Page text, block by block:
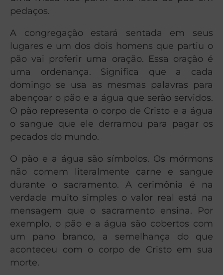
pedaços.
A congregação estará sentada em seus
lugares e um dos dois homens que partiu o
pão vai proferir uma oração. Essa oração é
uma ordenança. Significa que a cada
domingo se usa as mesmas palavras para
abençoar o pão e a água que serão servidos.
O pão representa o corpo de Cristo e a água
o sangue que ele derramou para pagar os
pecados do mundo.
O pão e a água são símbolos. Os mórmons
não comem literalmente carne e sangue
durante o sacramento. A cerimônia é na
verdade muito simples o valor real está na
mensagem que o sacramento ensina. Por
exemplo, o pão e a água são cobertos com
um pano branco, a semelhança do que
aconteceu com o corpo de Cristo em sua
morte.